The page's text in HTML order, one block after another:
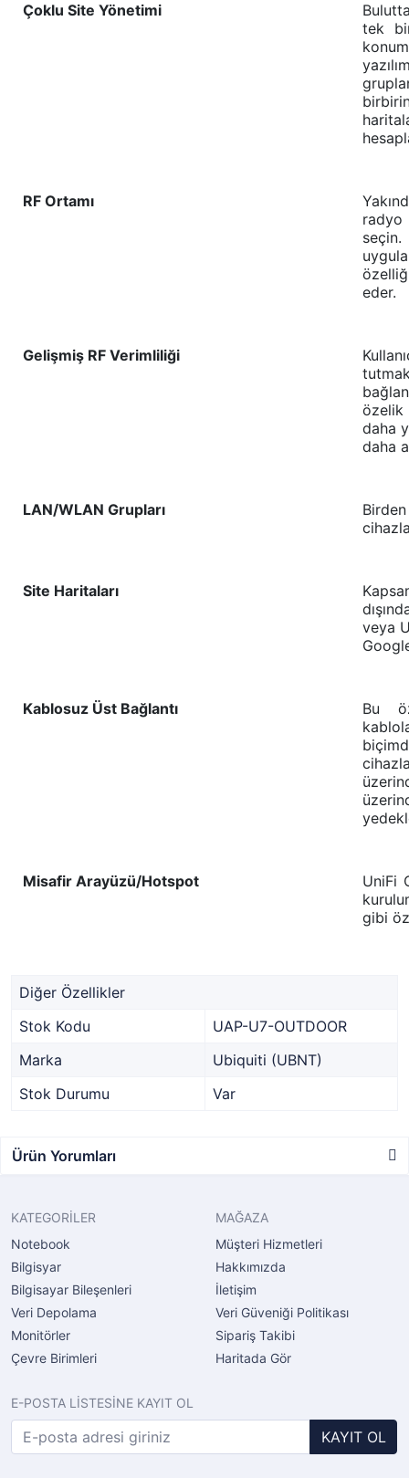
Çoklu Site Yönetimi
tek
RF Ortamı
radyo
eder.
Gelişmiş RF Verimliliği
özelik
daha
daha
LAN/WLAN Grupları
Site Haritaları
veya
Kablosuz Üst Bağlantı
Bu
Misafir Arayüzü/Hotspot
UniFi
gibi
Diğer Özellikler
Stok Kodu
UAP-U7-OUTDOOR
Marka
Ubiquiti (UBNT)
Stok Durumu
Var
Ürün Yorumları
KATEGORİLER
Notebook
Bilgisyar
Bilgisayar Bileşenleri
Veri Depolama
Monitörler
Çevre Birimleri
MAĞAZA
Müşteri Hizmetleri
Hakkımızda
İletişim
Veri Güveniği Politikası
Sipariş Takibi
Haritada Gör
E-POSTA LİSTESİNE KAYIT OL
KAYIT OL